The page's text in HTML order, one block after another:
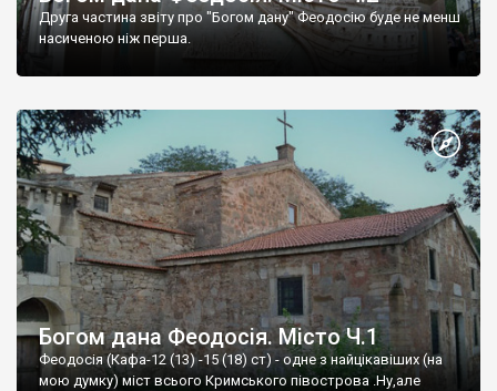
Друга частина звіту про "Богом дану" Феодосію буде не менш
насиченою ніж перша.
Богом дана Феодосія. Місто Ч.1
Феодосія (Кафа-12 (13) -15 (18) ст) - одне з найцікавіших (на
мою думку) міст всього Кримського півострова .Ну,але